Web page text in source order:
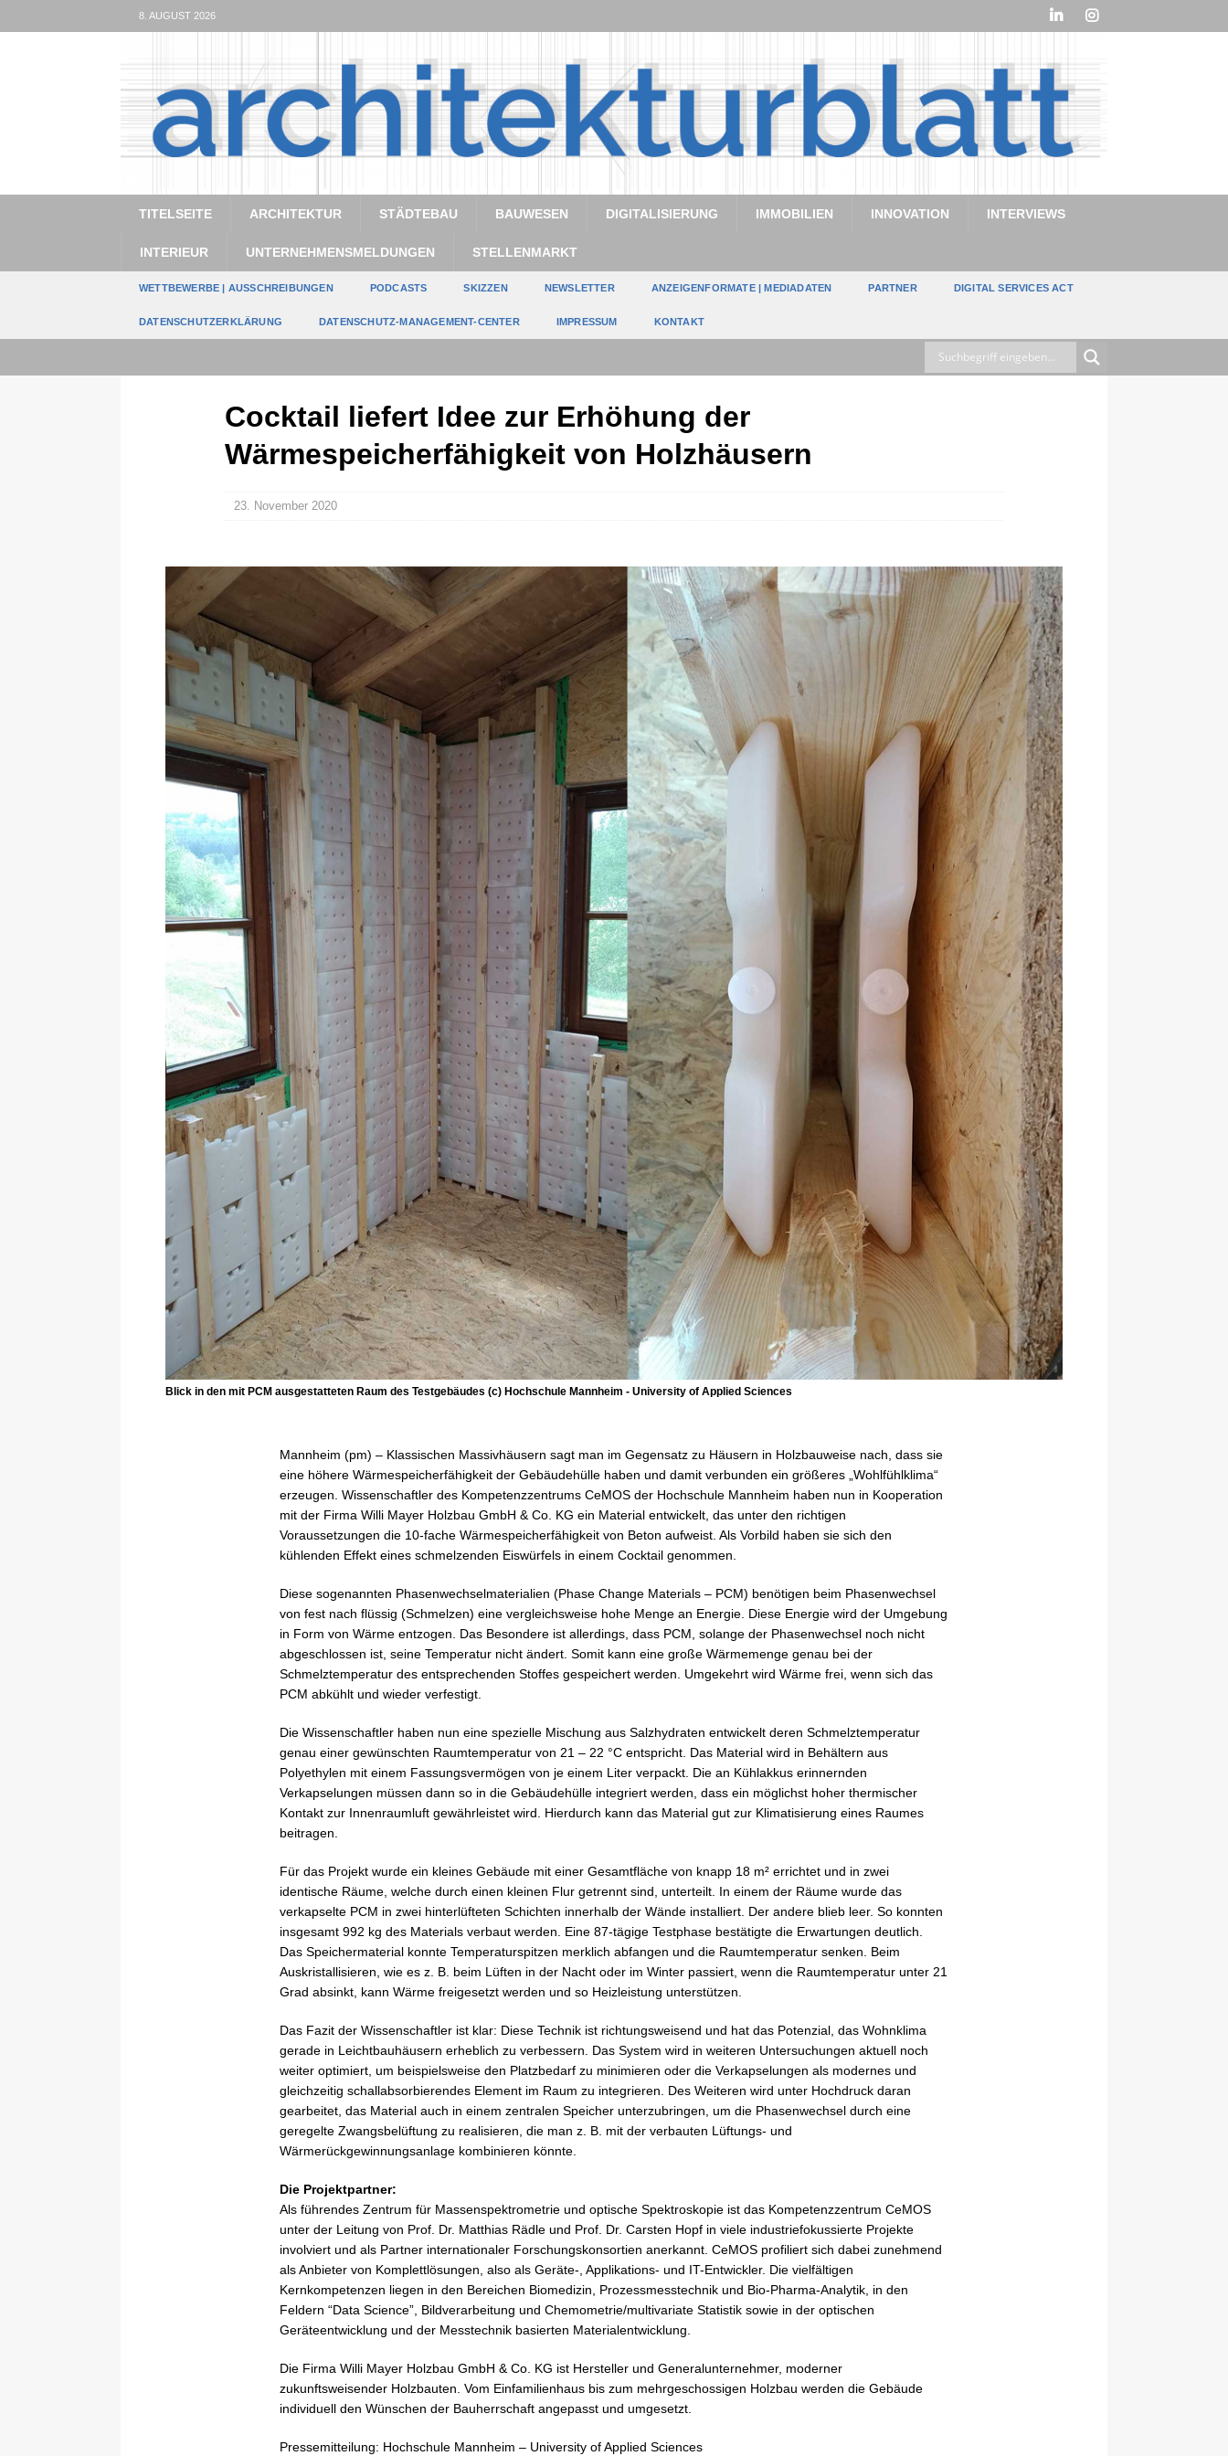
8. AUGUST 2026
TITELSEITE ARCHITEKTUR STÄDTEBAU BAUWESEN DIGITALISIERUNG IMMOBILIEN INNOVATION INTERVIEWS
INTERIEUR UNTERNEHMENSMELDUNGEN STELLENMARKT
WETTBEWERBE | AUSSCHREIBUNGEN PODCASTS SKIZZEN NEWSLETTER ANZEIGENFORMATE | MEDIADATEN PARTNER DIGITAL SERVICES ACT
DATENSCHUTZERKLÄRUNG DATENSCHUTZ-MANAGEMENT-CENTER IMPRESSUM KONTAKT
Cocktail liefert Idee zur Erhöhung der
Wärmespeicherfähigkeit von Holzhäusern
23. November 2020
Blick in den mit PCM ausgestatteten Raum des Testgebäudes (c) Hochschule Mannheim - University of Applied Sciences
Mannheim (pm) – Klassischen Massivhäusern sagt man im Gegensatz zu Häusern in Holzbauweise nach, dass sie
eine höhere Wärmespeicherfähigkeit der Gebäudehülle haben und damit verbunden ein größeres „Wohlfühlklima“
erzeugen. Wissenschaftler des Kompetenzzentrums CeMOS der Hochschule Mannheim haben nun in Kooperation
mit der Firma Willi Mayer Holzbau GmbH & Co. KG ein Material entwickelt, das unter den richtigen
Voraussetzungen die 10-fache Wärmespeicherfähigkeit von Beton aufweist. Als Vorbild haben sie sich den
kühlenden Effekt eines schmelzenden Eiswürfels in einem Cocktail genommen.
Diese sogenannten Phasenwechselmaterialien (Phase Change Materials – PCM) benötigen beim Phasenwechsel
von fest nach flüssig (Schmelzen) eine vergleichsweise hohe Menge an Energie. Diese Energie wird der Umgebung
in Form von Wärme entzogen. Das Besondere ist allerdings, dass PCM, solange der Phasenwechsel noch nicht
abgeschlossen ist, seine Temperatur nicht ändert. Somit kann eine große Wärmemenge genau bei der
Schmelztemperatur des entsprechenden Stoffes gespeichert werden. Umgekehrt wird Wärme frei, wenn sich das
PCM abkühlt und wieder verfestigt.
Die Wissenschaftler haben nun eine spezielle Mischung aus Salzhydraten entwickelt deren Schmelztemperatur
genau einer gewünschten Raumtemperatur von 21 – 22 °C entspricht. Das Material wird in Behältern aus
Polyethylen mit einem Fassungsvermögen von je einem Liter verpackt. Die an Kühlakkus erinnernden
Verkapselungen müssen dann so in die Gebäudehülle integriert werden, dass ein möglichst hoher thermischer
Kontakt zur Innenraumluft gewährleistet wird. Hierdurch kann das Material gut zur Klimatisierung eines Raumes
beitragen.
Für das Projekt wurde ein kleines Gebäude mit einer Gesamtfläche von knapp 18 m² errichtet und in zwei
identische Räume, welche durch einen kleinen Flur getrennt sind, unterteilt. In einem der Räume wurde das
verkapselte PCM in zwei hinterlüfteten Schichten innerhalb der Wände installiert. Der andere blieb leer. So konnten
insgesamt 992 kg des Materials verbaut werden. Eine 87-tägige Testphase bestätigte die Erwartungen deutlich.
Das Speichermaterial konnte Temperaturspitzen merklich abfangen und die Raumtemperatur senken. Beim
Auskristallisieren, wie es z. B. beim Lüften in der Nacht oder im Winter passiert, wenn die Raumtemperatur unter 21
Grad absinkt, kann Wärme freigesetzt werden und so Heizleistung unterstützen.
Das Fazit der Wissenschaftler ist klar: Diese Technik ist richtungsweisend und hat das Potenzial, das Wohnklima
gerade in Leichtbauhäusern erheblich zu verbessern. Das System wird in weiteren Untersuchungen aktuell noch
weiter optimiert, um beispielsweise den Platzbedarf zu minimieren oder die Verkapselungen als modernes und
gleichzeitig schallabsorbierendes Element im Raum zu integrieren. Des Weiteren wird unter Hochdruck daran
gearbeitet, das Material auch in einem zentralen Speicher unterzubringen, um die Phasenwechsel durch eine
geregelte Zwangsbelüftung zu realisieren, die man z. B. mit der verbauten Lüftungs- und
Wärmerückgewinnungsanlage kombinieren könnte.
Die Projektpartner:
Als führendes Zentrum für Massenspektrometrie und optische Spektroskopie ist das Kompetenzzentrum CeMOS
unter der Leitung von Prof. Dr. Matthias Rädle und Prof. Dr. Carsten Hopf in viele industriefokussierte Projekte
involviert und als Partner internationaler Forschungskonsortien anerkannt. CeMOS profiliert sich dabei zunehmend
als Anbieter von Komplettlösungen, also als Geräte-, Applikations- und IT-Entwickler. Die vielfältigen
Kernkompetenzen liegen in den Bereichen Biomedizin, Prozessmesstechnik und Bio-Pharma-Analytik, in den
Feldern “Data Science”, Bildverarbeitung und Chemometrie/multivariate Statistik sowie in der optischen
Geräteentwicklung und der Messtechnik basierten Materialentwicklung.
Die Firma Willi Mayer Holzbau GmbH & Co. KG ist Hersteller und Generalunternehmer, moderner
zukunftsweisender Holzbauten. Vom Einfamilienhaus bis zum mehrgeschossigen Holzbau werden die Gebäude
individuell den Wünschen der Bauherrschaft angepasst und umgesetzt.
Pressemitteilung: Hochschule Mannheim – University of Applied Sciences